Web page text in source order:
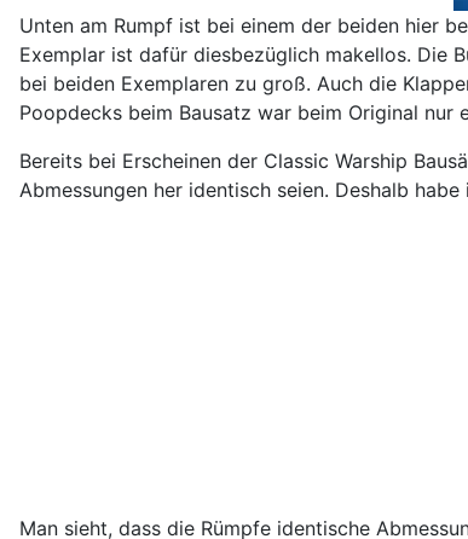
Unten am Rumpf ist bei einem der beiden hier
Exemplar ist dafür diesbezüglich makellos. Die
bei beiden Exemplaren zu groß. Auch die
Poopdecks beim Bausatz war beim Original
Bereits bei Erscheinen der Classic Warship
Abmessungen her identisch seien. Deshalb
Man sieht, dass die Rümpfe identische